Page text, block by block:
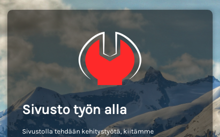
Sivusto työn alla
Sivustolla tehdään kehitystyötä, kiitämme